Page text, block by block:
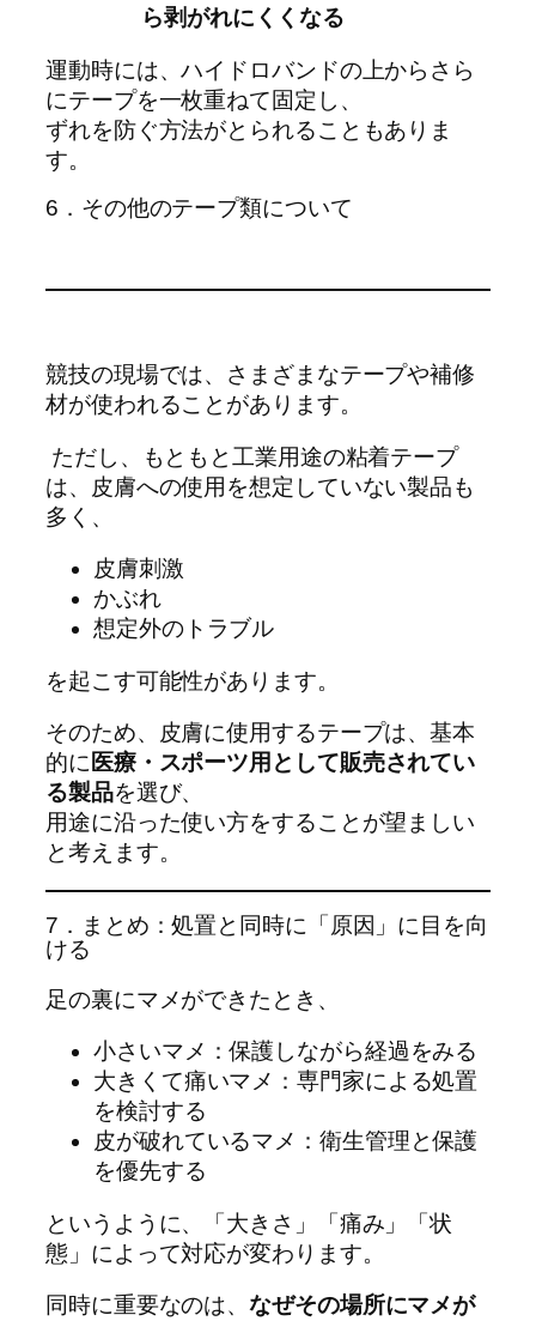
ら剥がれにくくなる
運動時には、ハイドロバンドの上からさら
にテープを一枚重ねて固定し、
ずれを防ぐ方法がとられることもありま
す。
6．その他のテープ類について
競技の現場では、さまざまなテープや補修
材が使われることがあります。
ただし、もともと工業用途の粘着テープ
は、皮膚への使用を想定していない製品も
多く、
皮膚刺激
かぶれ
想定外のトラブル
を起こす可能性があります。
そのため、皮膚に使用するテープは、基本
的に医療・スポーツ用として販売されてい
る製品を選び、
用途に沿った使い方をすることが望ましい
と考えます。
7．まとめ：処置と同時に「原因」に目を向
ける
足の裏にマメができたとき、
小さいマメ：保護しながら経過をみる
大きくて痛いマメ：専門家による処置
を検討する
皮が破れているマメ：衛生管理と保護
を優先する
というように、「大きさ」「痛み」「状
態」によって対応が変わります。
同時に重要なのは、なぜその場所にマメが